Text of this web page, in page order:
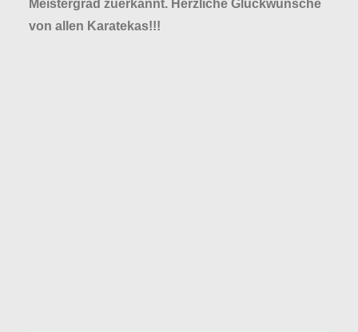
Meistergrad zuerkannt. Herzliche Glückwünsche
von allen Karatekas!!!